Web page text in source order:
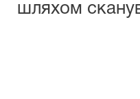
шляхом